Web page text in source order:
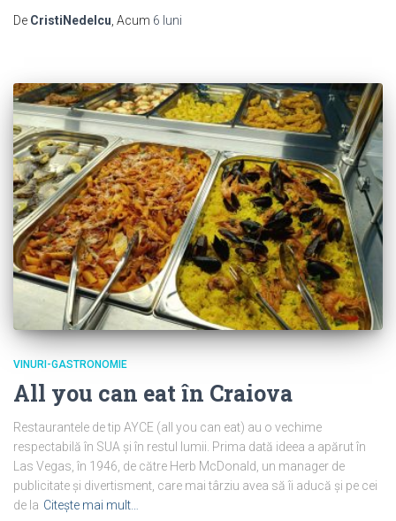
De CristiNedelcu , Acum 6 luni
VINURI-GASTRONOMIE
All you can eat în Craiova
Restaurantele de tip AYCE (all you can eat) au o vechime
respectabilă în SUA și în restul lumii. Prima dată ideea a apărut în
Las Vegas, în 1946, de către Herb McDonald, un manager de
publicitate și divertisment, care mai târziu avea să îi aducă și pe cei
de la Citește mai mult…